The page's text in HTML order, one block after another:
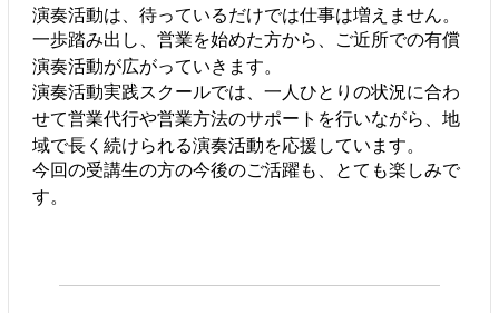
演奏活動は、待っているだけでは仕事は増えません。
一歩踏み出し、営業を始めた方から、ご近所での有償
演奏活動が広がっていきます。
演奏活動実践スクールでは、一人ひとりの状況に合わ
せて営業代行や営業方法のサポートを行いながら、地
域で長く続けられる演奏活動を応援しています。
今回の受講生の方の今後のご活躍も、とても楽しみで
す。